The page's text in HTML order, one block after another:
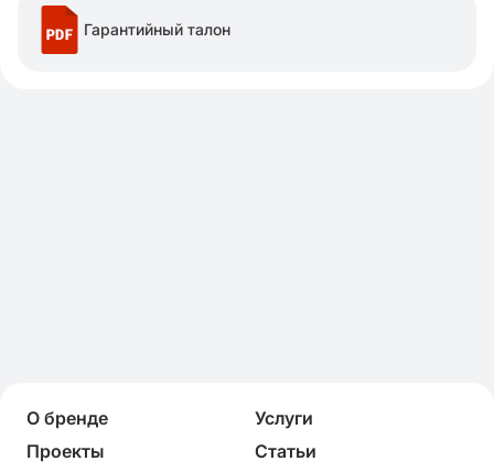
Гарантийный талон
О бренде
Услуги
Проекты
Статьи